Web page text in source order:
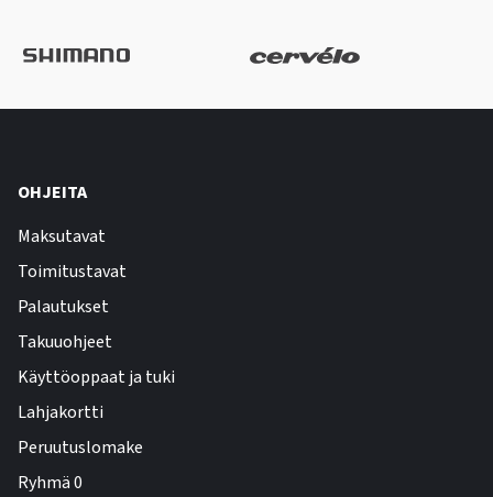
OHJEITA
Maksutavat
Toimitustavat
Palautukset
Takuuohjeet
Käyttöoppaat ja tuki
Lahjakortti
Peruutuslomake
Ryhmä 0